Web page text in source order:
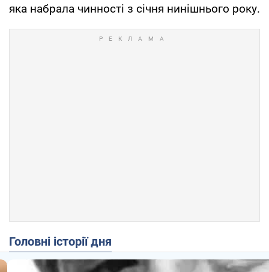
яка набрала чинності з січня нинішнього року.
Головні історії дня